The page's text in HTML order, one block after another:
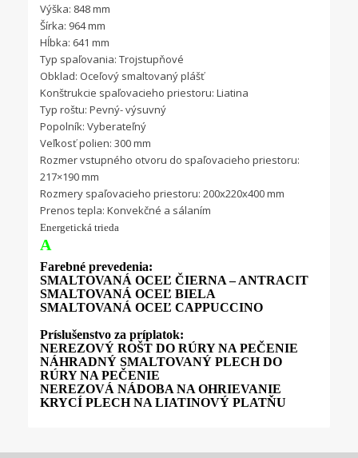
Výška: 848 mm
Šírka: 964 mm
Hĺbka: 641 mm
Typ spaľovania: Trojstupňové
Obklad: Oceľový smaltovaný plášť
Konštrukcie spaľovacieho priestoru: Liatina
Typ roštu: Pevný- výsuvný
Popolník: Vyberateľný
Veľkosť polien: 300 mm
Rozmer vstupného otvoru do spaľovacieho priestoru:
217×190 mm
Rozmery spaľovacieho priestoru: 200x220x400 mm
Prenos tepla: Konvekčné a sálaním
Energetická trieda
A
Farebné prevedenia:
SMALTOVANÁ OCEĽ ČIERNA – ANTRACIT
SMALTOVANÁ OCEĽ BIELA
SMALTOVANÁ OCEĽ CAPPUCCINO
Príslušenstvo za príplatok:
NEREZOVÝ ROŠT DO RÚRY NA PEČENIE
NÁHRADNÝ SMALTOVANÝ PLECH DO
RÚRY NA PEČENIE
NEREZOVÁ NÁDOBA NA OHRIEVANIE
KRYCÍ PLECH NA LIATINOVÝ PLATŇU